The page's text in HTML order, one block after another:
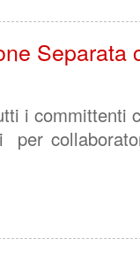
Separata
i committenti
per